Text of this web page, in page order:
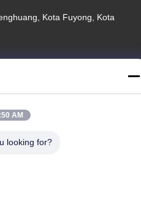
Kota Fuyong, Kota
|Sitemap
AM
looking for?